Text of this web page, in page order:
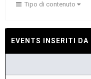
Tipo di contenuto
EVENTS INSERITI